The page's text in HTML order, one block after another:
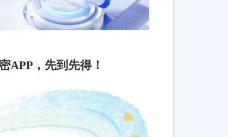
APP，先到先得！